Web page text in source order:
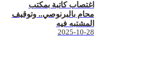
اغتصاب كاتبة بمكتب
محام بالبرنوصي.. وتوقيف
المشتبه فيه
2025-10-28